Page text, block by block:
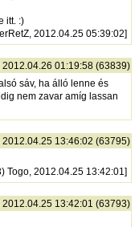
itt. :)
2012.04.25 05:39:02]
| 2012.04.26 01:19:58 (63839)
sáv, ha álló lenne és
nem zavar amíg lassan
| 2012.04.25 13:46:02 (63795)
Togo, 2012.04.25 13:42:01]
| 2012.04.25 13:42:01 (63793)